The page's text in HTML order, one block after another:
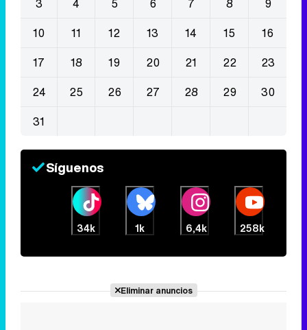
3
4 5 6 7 8
9
10
11 12 13 14 15
16
17
18 19 20 21 22
23
24
25 26 27 28 29
30
31
Síguenos
34k 1k 6,4k 258k
Eliminar anuncios